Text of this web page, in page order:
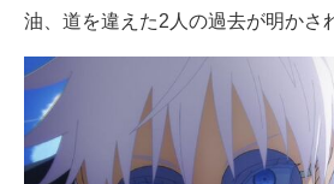
油、道を違えた2人の過去が明かさ